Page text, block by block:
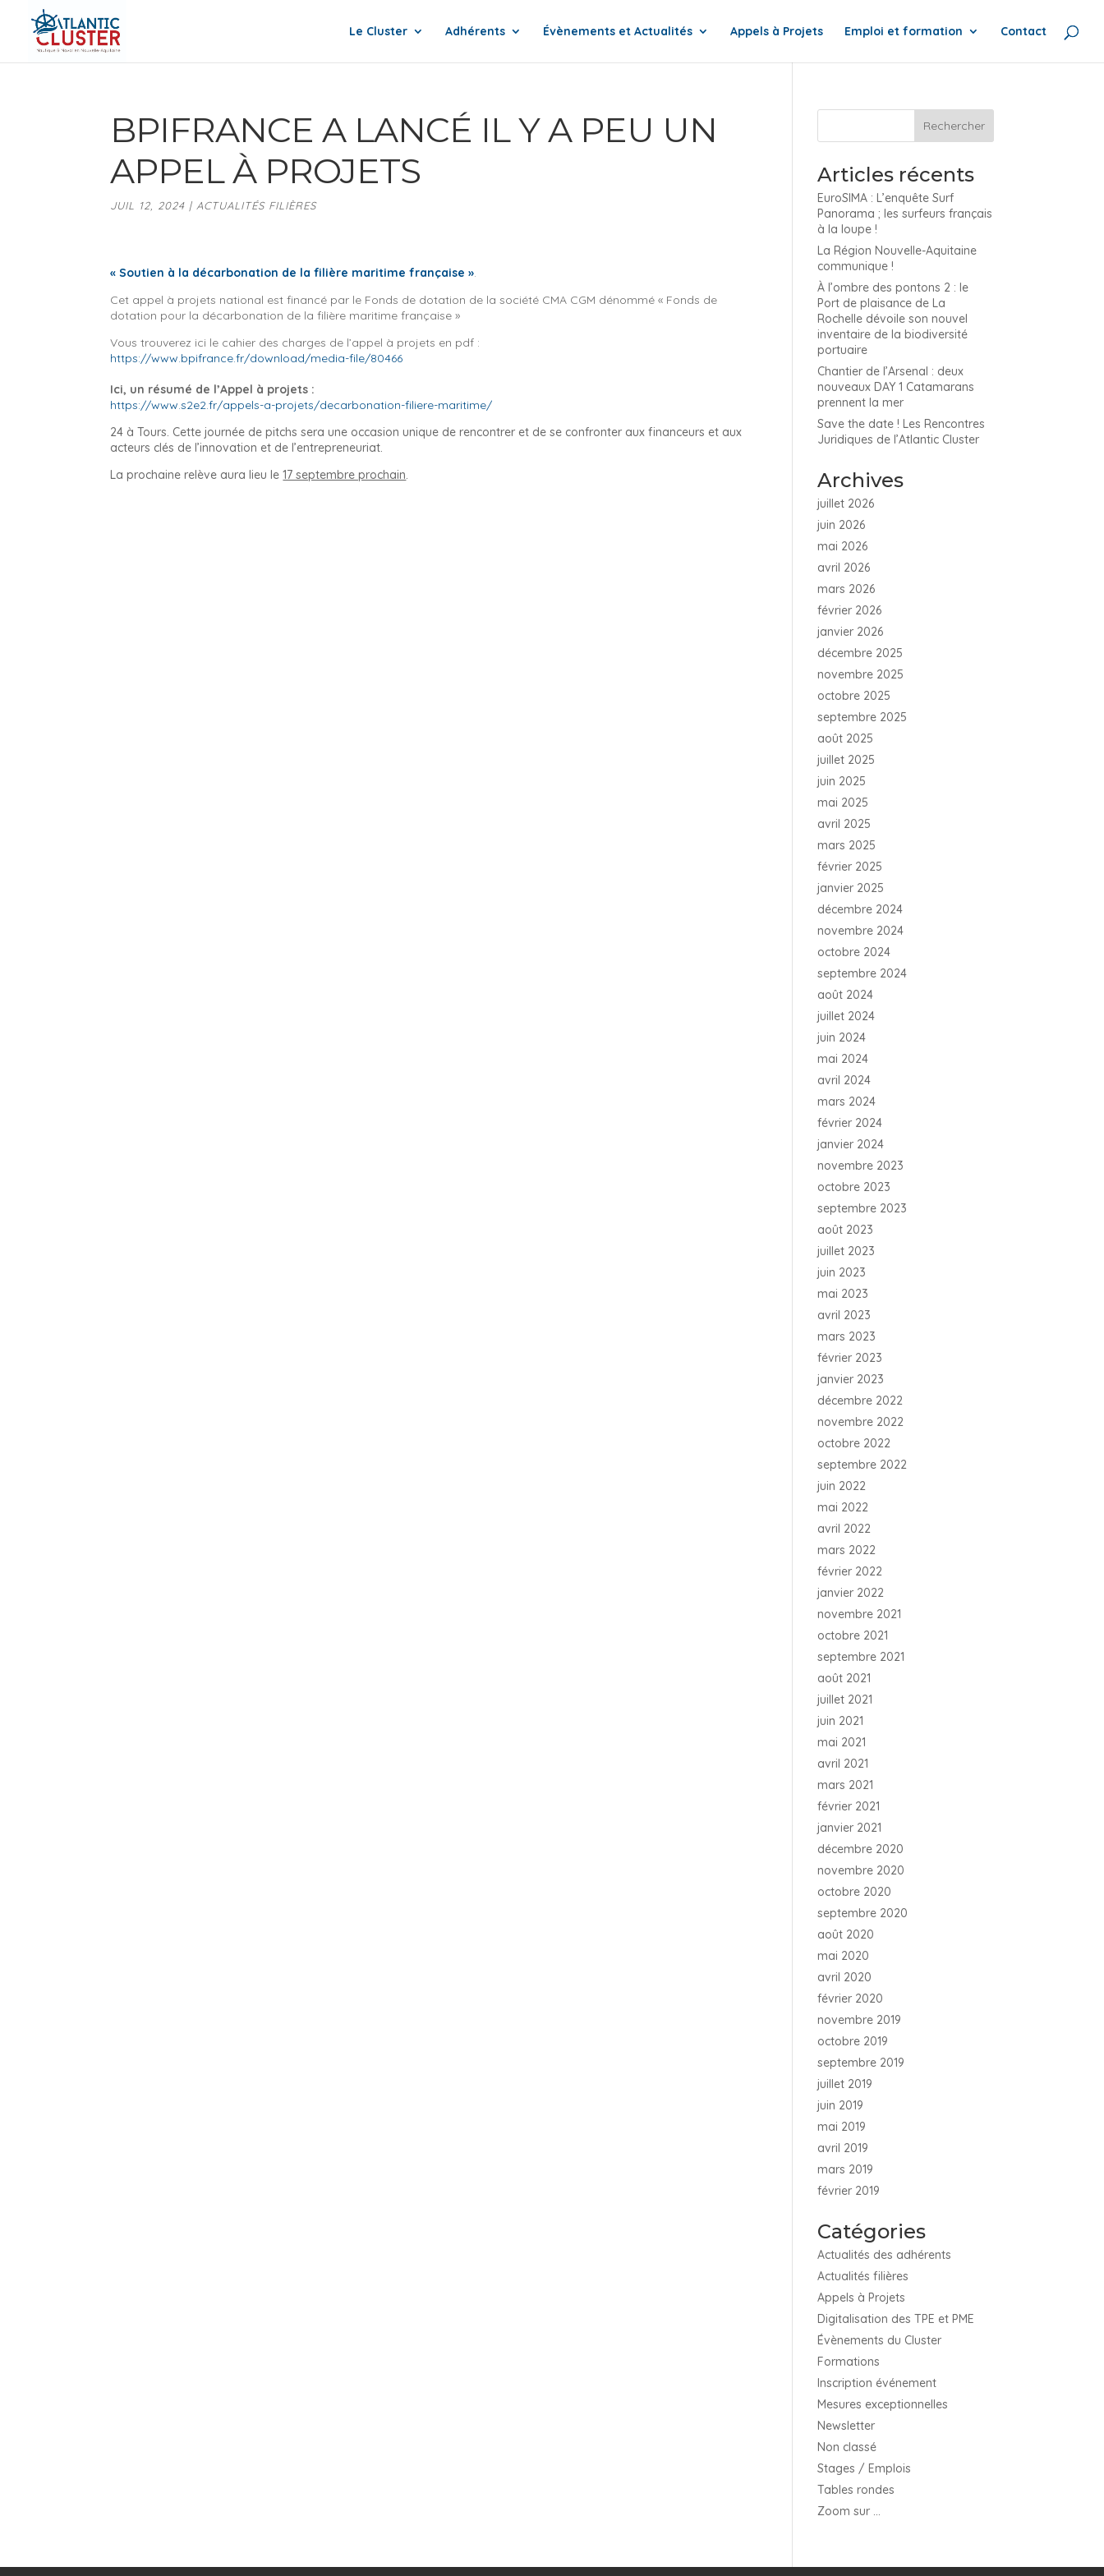
Le Cluster Adhérents Évènements et Actualités Appels à Projets Emploi et formation Contact
BPIFRANCE A LANCÉ IL Y A PEU UN
APPEL À PROJETS
JUIL 12, 2024 | ACTUALITÉS FILIÈRES
« Soutien à la décarbonation de la filière maritime française ».
Cet appel à projets national est financé par le Fonds de dotation de la société CMA CGM dénommé « Fonds de
dotation pour la décarbonation de la filière maritime française »
Vous trouverez ici le cahier des charges de l’appel à projets en pdf :
https://www.bpifrance.fr/download/media-file/80466
Ici, un résumé de l’Appel à projets :
https://www.s2e2.fr/appels-a-projets/decarbonation-filiere-maritime/
24 à Tours. Cette journée de pitchs sera une occasion unique de rencontrer et de se confronter aux financeurs et aux
acteurs clés de l’innovation et de l’entrepreneuriat.
La prochaine relève aura lieu le17 septembre prochain.
Articles récents
EuroSIMA : L’enquête Surf
Panorama ; les surfeurs français
à la loupe !
La Région Nouvelle-Aquitaine
communique !
À l’ombre des pontons 2 : le
Port de plaisance de La
Rochelle dévoile son nouvel
inventaire de la biodiversité
portuaire
Chantier de l’Arsenal : deux
nouveaux DAY 1 Catamarans
prennent la mer
Save the date ! Les Rencontres
Juridiques de l’Atlantic Cluster
Archives
juillet 2026
juin 2026
mai 2026
avril 2026
mars 2026
février 2026
janvier 2026
décembre 2025
novembre 2025
octobre 2025
septembre 2025
août 2025
juillet 2025
juin 2025
mai 2025
avril 2025
mars 2025
février 2025
janvier 2025
décembre 2024
novembre 2024
octobre 2024
septembre 2024
août 2024
juillet 2024
juin 2024
mai 2024
avril 2024
mars 2024
février 2024
janvier 2024
novembre 2023
octobre 2023
septembre 2023
août 2023
juillet 2023
juin 2023
mai 2023
avril 2023
mars 2023
février 2023
janvier 2023
décembre 2022
novembre 2022
octobre 2022
septembre 2022
juin 2022
mai 2022
avril 2022
mars 2022
février 2022
janvier 2022
novembre 2021
octobre 2021
septembre 2021
août 2021
juillet 2021
juin 2021
mai 2021
avril 2021
mars 2021
février 2021
janvier 2021
décembre 2020
novembre 2020
octobre 2020
septembre 2020
août 2020
mai 2020
avril 2020
février 2020
novembre 2019
octobre 2019
septembre 2019
juillet 2019
juin 2019
mai 2019
avril 2019
mars 2019
février 2019
Catégories
Actualités des adhérents
Actualités filières
Appels à Projets
Digitalisation des TPE et PME
Évènements du Cluster
Formations
Inscription événement
Mesures exceptionnelles
Newsletter
Non classé
Stages / Emplois
Tables rondes
Zoom sur …